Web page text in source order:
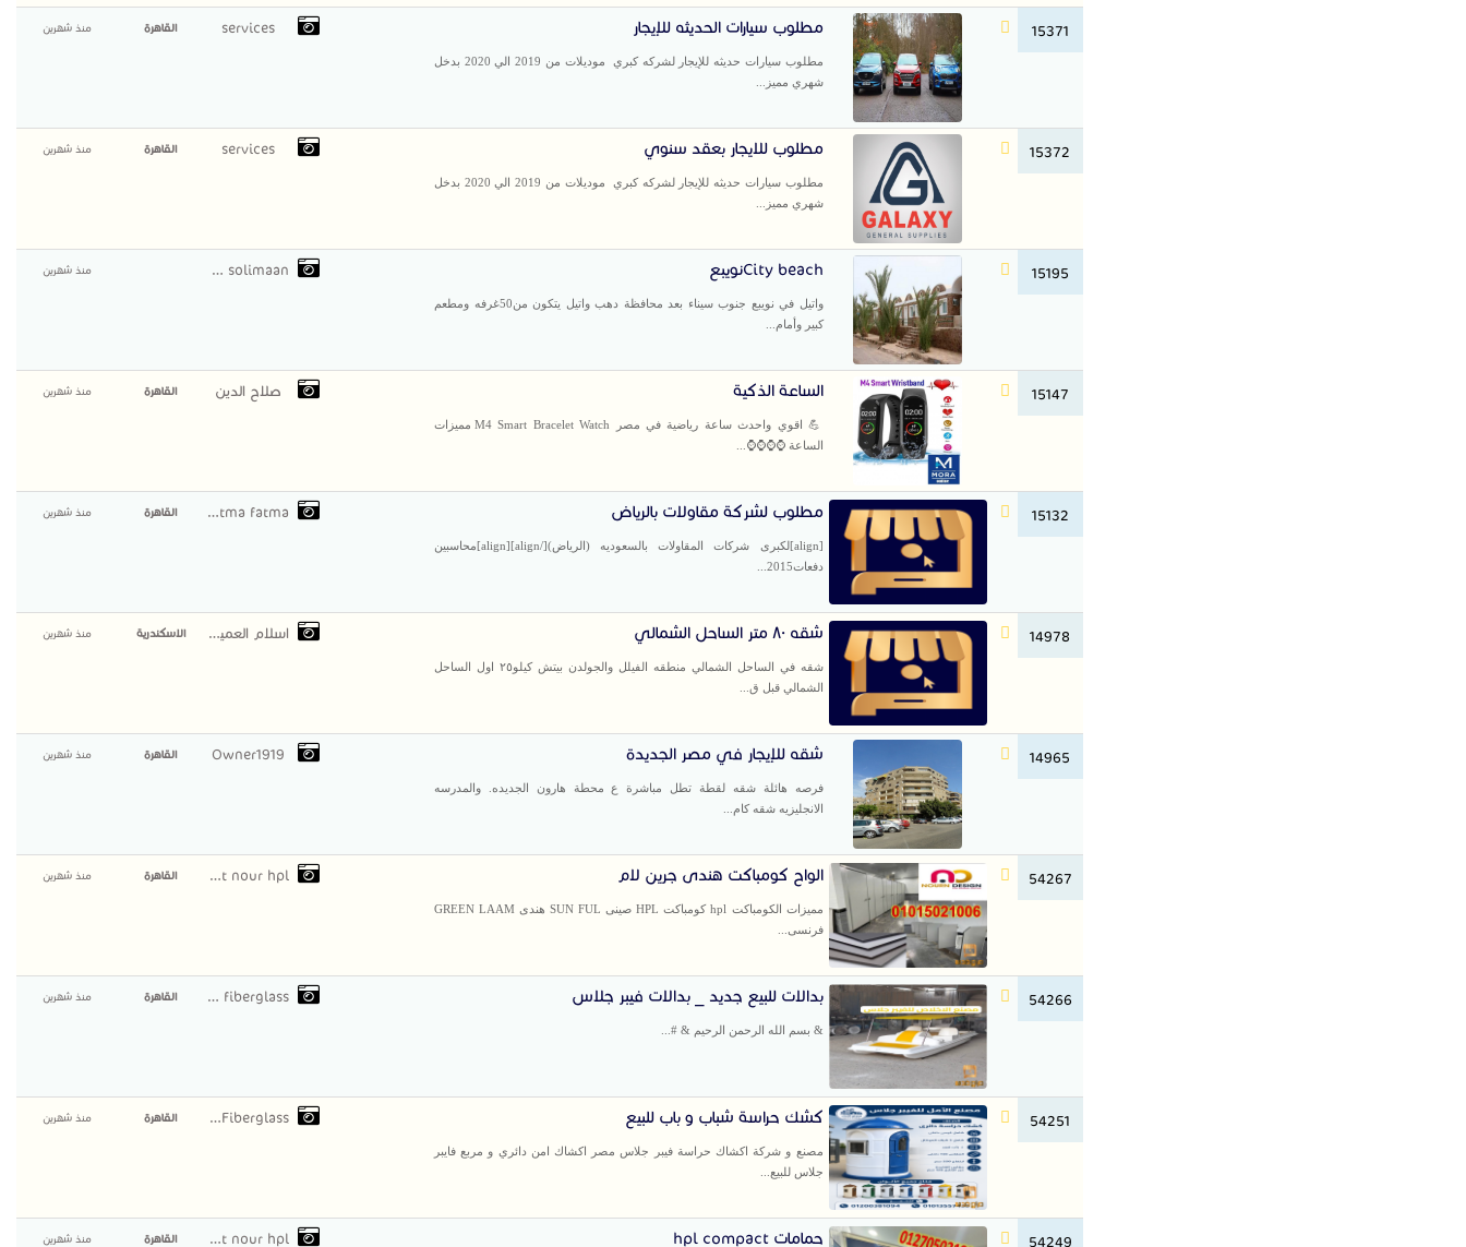
15371 مطلوب سيارات الحديثه للإيجار
مطلوب سيارات حديثه للإيجار لشركه كبري موديلات من 2019 الي 2020 بدخل
شهري مميز...
services القاهرة منذ شهرين
15372 مطلوب للايجار بعقد سنوي
مطلوب سيارات حديثه للإيجار لشركه كبري موديلات من 2019 الي 2020 بدخل
شهري مميز...
services القاهرة منذ شهرين
15195 City beachنويبع
واتيل في نويبع جنوب سيناء بعد محافظة دهب واتيل يتكون من50غرفه ومطعم
كبير وأمام...
Body solimaan منذ شهرين
15147 الساعة الذكية
💪 اقوي واحدث ساعة رياضية في مصر M4 Smart Bracelet Watch مميزات
الساعة ⌚⌚⌚⌚...
صلاح الدين القاهرة منذ شهرين
15132 مطلوب لشركة مقاولات بالرياض
[align]لكبرى شركات المقاولات بالسعوديه (الرياض)[/align][align]محاسبين
دفعات2015...
fatma fatma القاهرة منذ شهرين
14978 شقه ٨٠ متر الساحل الشمالي
شقه في الساحل الشمالي منطقه الفيلل والجولدن بيتش كيلو٢٥ اول الساحل
الشمالي قبل ق...
اسلام العميري الاسكندرية منذ شهرين
14965 شقه للإيجار في مصر الجديدة
فرصه هائلة شقه لقطة تطل مباشرة ع محطة هارون الجديده. والمدرسه
الانجليزيه شقه كام...
Owner1919 القاهرة منذ شهرين
54267 الواح كومباكت هندى جرين لام
مميزات الكومباكت hpl كومباكت HPL صينى SUN FUL هندى GREEN LAAM
فرنسى...
compact nour hpl القاهرة منذ شهرين
54266 بدالات للبيع جديد _ بدالات فيبر جلاس
& بسم الله الرحمن الرحيم & #...
elekhlas fiberglass القاهرة منذ شهرين
54251 كشك حراسة شباب و باب للبيع
مصنع و شركة اكشاك حراسة فيبر جلاس مصر اكشاك امن دائري و مربع فايبر
جلاس للبيع...
AlAmal Fiberglass القاهرة منذ شهرين
54249 حمامات hpl compact compact nour hpl القاهرة منذ شهرين